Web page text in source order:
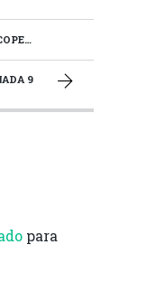
9
para